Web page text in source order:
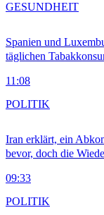
Spanien und
täglichen
11:08
GESUNDHEIT
Iran erklärt, ein
bevor, doch die
09:33
POLITIK
POLITIK